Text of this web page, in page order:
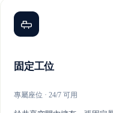
固定工位
專屬座位 · 24/7 可用